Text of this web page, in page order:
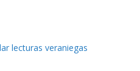
lecturas veraniegas